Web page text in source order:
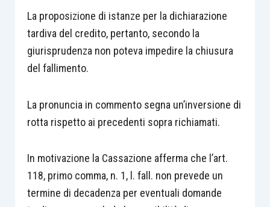
La proposizione di istanze per la dichiarazione
tardiva del credito, pertanto, secondo la
giurisprudenza non poteva impedire la chiusura
del fallimento.
La pronuncia in commento segna un’inversione di
rotta rispetto ai precedenti sopra richiamati.
In motivazione la Cassazione afferma che l’art.
118, primo comma, n. 1, l. fall. non prevede un
termine di decadenza per eventuali domande